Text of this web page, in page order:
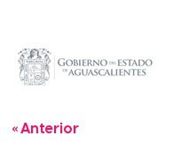
« Anterior